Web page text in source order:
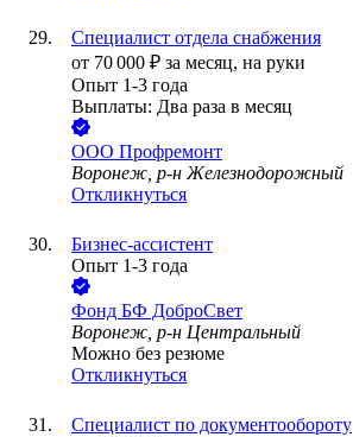
Специалист отдела снабжения
от 70 000 ₽ за месяц, на руки
Опыт 1-3 года
Выплаты: Два раза в месяц
ООО Профремонт
Воронеж, р-н Железнодорожный
Откликнуться
Бизнес-ассистент
Опыт 1-3 года
Фонд БФ ДоброСвет
Воронеж, р-н Центральный
Можно без резюме
Откликнуться
Специалист по документообороту